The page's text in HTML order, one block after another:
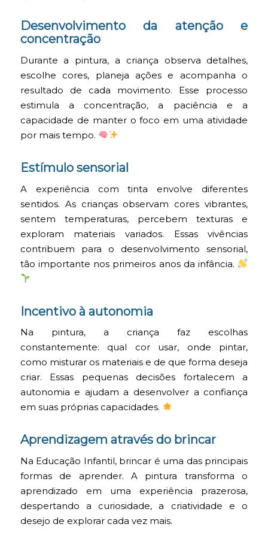
Desenvolvimento da atenção e
concentração
Durante a pintura, a criança observa detalhes,
escolhe cores, planeja ações e acompanha o
resultado de cada movimento. Esse processo
estimula a concentração, a paciência e a
capacidade de manter o foco em uma atividade
por mais tempo.
Estímulo sensorial
A experiência com tinta envolve diferentes
sentidos. As crianças observam cores vibrantes,
sentem temperaturas, percebem texturas e
exploram materiais variados. Essas vivências
contribuem para o desenvolvimento sensorial,
tão importante nos primeiros anos da infância.
Incentivo à autonomia
Na pintura, a criança faz escolhas
constantemente: qual cor usar, onde pintar,
como misturar os materiais e de que forma deseja
criar. Essas pequenas decisões fortalecem a
autonomia e ajudam a desenvolver a confiança
em suas próprias capacidades.
Aprendizagem através do brincar
Na Educação Infantil, brincar é uma das principais
formas de aprender. A pintura transforma o
aprendizado em uma experiência prazerosa,
despertando a curiosidade, a criatividade e o
desejo de explorar cada vez mais.